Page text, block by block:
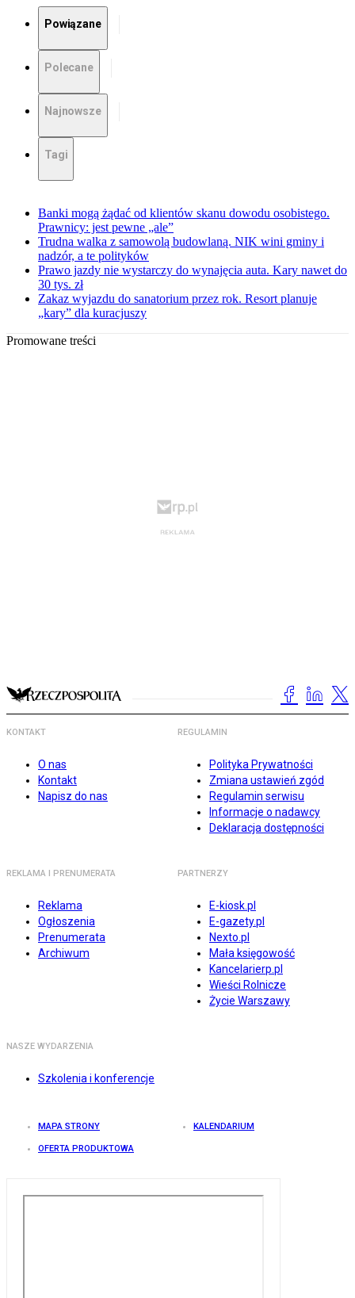
Powiązane
Polecane
Najnowsze
Tagi
Banki mogą żądać od klientów skanu dowodu osobistego.
Prawnicy: jest pewne „ale”
Trudna walka z samowolą budowlaną. NIK wini gminy i
nadzór, a te polityków
Prawo jazdy nie wystarczy do wynajęcia auta. Kary nawet do
30 tys. zł
Zakaz wyjazdu do sanatorium przez rok. Resort planuje
„kary” dla kuracjuszy
Promowane treści
KONTAKT
O nas
Kontakt
Napisz do nas
REGULAMIN
Polityka Prywatności
Zmiana ustawień zgód
Regulamin serwisu
Informacje o nadawcy
Deklaracja dostępności
REKLAMA I PRENUMERATA
Reklama
Ogłoszenia
Prenumerata
Archiwum
PARTNERZY
E-kiosk.pl
E-gazety.pl
Nexto.pl
Mała księgowość
Kancelarierp.pl
Wieści Rolnicze
Życie Warszawy
NASZE WYDARZENIA
Szkolenia i konferencje
MAPA STRONY KALENDARIUM
OFERTA PRODUKTOWA